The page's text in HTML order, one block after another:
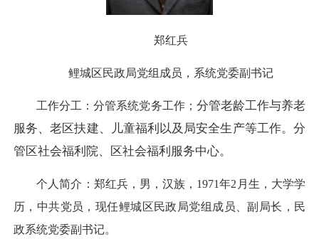
郑红兵
鲤城区民政局党组成员，系统党委副书记
工作分工：分管系统党务工作； 分管老龄工作与养老
服务、老区扶建、儿童福利以及局安全生产等工作。分
管区社会福利院、区社会福利服务中心。
个人简介：郑红兵，男，汉族，1971年2月生，大学学
历，中共党员，现任鲤城区民政局党组成员、副局长，民
政系统党委副书记。